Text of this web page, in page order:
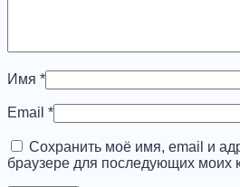
Имя *
Email *
Сохранить моё имя, email и
браузере для последующих моих